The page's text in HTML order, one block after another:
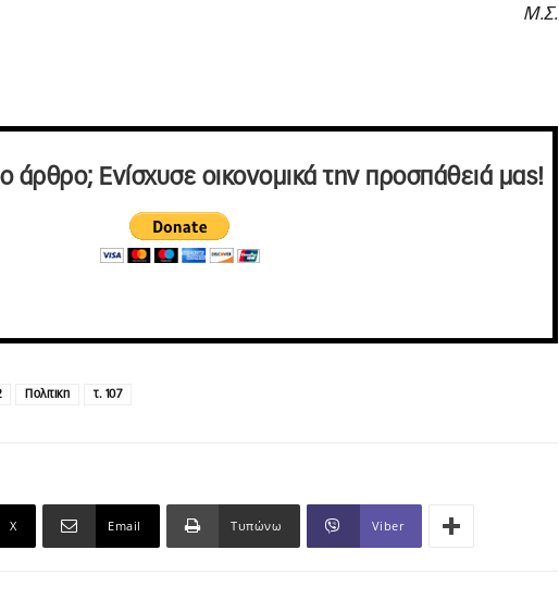
Μ.Σ.
άρθρο; Ενίσχυσε οικονομικά την προσπάθειά μας!
Πολιτικη τ. 107
X Email Τυπώνω Viber